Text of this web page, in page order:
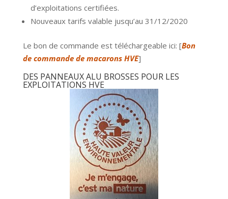
d’exploitations certifiées.
Nouveaux tarifs valable jusqu’au 31/12/2020
Le bon de commande est téléchargeable ici: [Bon
de commande de macarons HVE]
DES PANNEAUX ALU BROSSES POUR LES
EXPLOITATIONS HVE